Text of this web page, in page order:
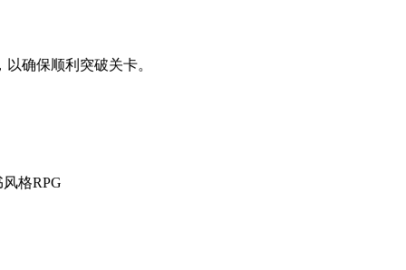
确保顺利突破关卡。
格RPG